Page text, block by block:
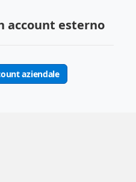
account esterno
aziendale